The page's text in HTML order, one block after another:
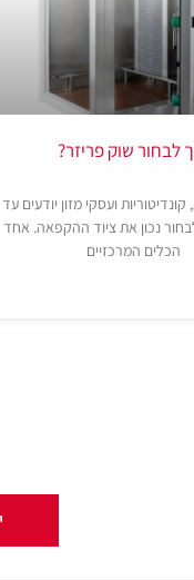
לבחור שוק פריזר?
ועסקי מזון יודעים עד
נכון את ציוד ההקפאה. אחד
הכלים המרכזיים